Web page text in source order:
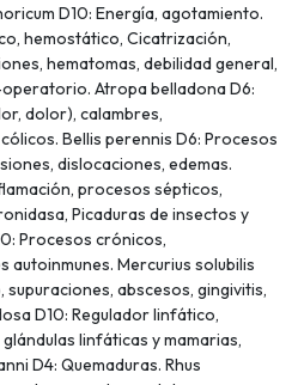
D10: Energía, agotamiento.
hemostático, Cicatrización,
hematomas, debilidad general,
Atropa belladona D6:
dolor), calambres,
Bellis perennis D6: Procesos
dislocaciones, edemas.
procesos sépticos,
Picaduras de insectos y
Procesos crónicos,
Mercurius solubilis
abscesos, gingivitis,
D10: Regulador linfático,
linfáticas y mamarias,
D4: Quemaduras. Rhus